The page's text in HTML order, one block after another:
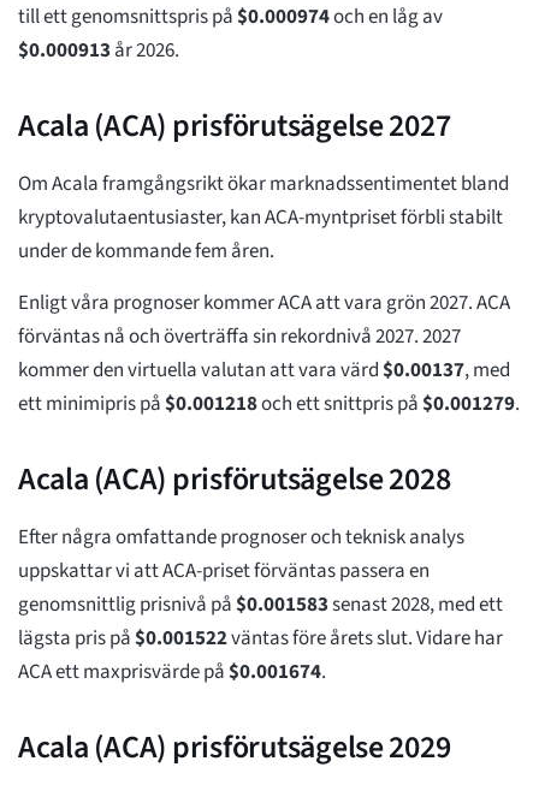
till ett genomsnittspris på$0.000974och en låg av
$0.000913 år 2026.
Acala (ACA) prisförutsägelse 2027
Om Acala framgångsrikt ökar marknadssentimentet bland
kryptovalutaentusiaster, kan ACA-myntpriset förbli stabilt
under de kommande fem åren.
Enligt våra prognoser kommer ACA att vara grön 2027. ACA
förväntas nå och överträffa sin rekordnivå 2027. 2027
kommer den virtuella valutan att vara värd$0.00137, med
ett minimipris på$0.001218och ett snittpris på$0.001279.
Acala (ACA) prisförutsägelse 2028
Efter några omfattande prognoser och teknisk analys
uppskattar vi att ACA-priset förväntas passera en
genomsnittlig prisnivå på$0.001583senast 2028, med ett
lägsta pris på$0.001522väntas före årets slut. Vidare har
ACA ett maxprisvärde på$0.001674.
Acala (ACA) prisförutsägelse 2029